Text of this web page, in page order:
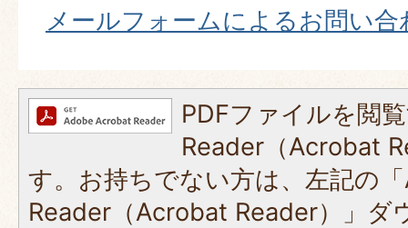
メールフォームによるお問い合
PDFファイルを閲
Reader（Acrobat
す。お持ちでない方は、左記の
Reader（Acrobat Reader）」ダ